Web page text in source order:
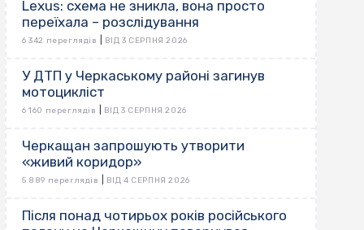
Lexus: схема не зникла, вона просто
переїхала – розслідування
6 342 переглядів ВІД 3 СЕРПНЯ 2026
У ДТП у Черкаському районі загинув
мотоцикліст
6 160 переглядів ВІД 3 СЕРПНЯ 2026
Черкащан запрошують утворити
«живий коридор»
5 889 переглядів ВІД 4 СЕРПНЯ 2026
Після понад чотирьох років російського